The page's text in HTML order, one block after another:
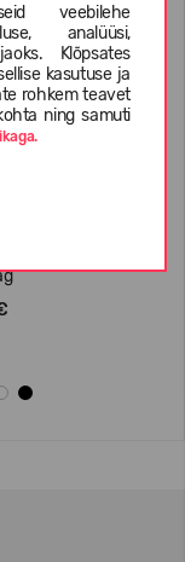
veebilehe
analüüsi,
Klõpsates
kasutuse ja
rohkem teavet
ning samuti
Medium